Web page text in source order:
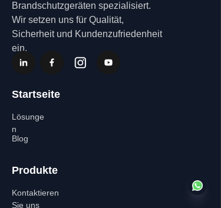
Startseite
Produkte
Lösunge
n
Kontaktieren
Sie uns
Blog
Brandschutzgeräten spezialisiert.
Wir setzen uns für Qualität,
Sicherheit und Kundenzufriedenheit
ein.